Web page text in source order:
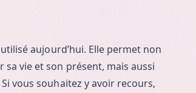
aujourd’hui. Elle permet non
vie et son présent, mais aussi
vous souhaitez y avoir recours,